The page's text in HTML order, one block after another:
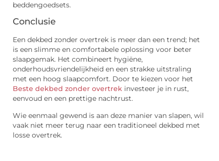
beddengoedsets.
Conclusie
Een dekbed zonder overtrek is meer dan een trend; het
is een slimme en comfortabele oplossing voor beter
slaapgemak. Het combineert hygiëne,
onderhoudsvriendelijkheid en een strakke uitstraling
met een hoog slaapcomfort. Door te kiezen voor het
Beste dekbed zonder overtrek investeer je in rust,
eenvoud en een prettige nachtrust.
Wie eenmaal gewend is aan deze manier van slapen, wil
vaak niet meer terug naar een traditioneel dekbed met
losse overtrek.